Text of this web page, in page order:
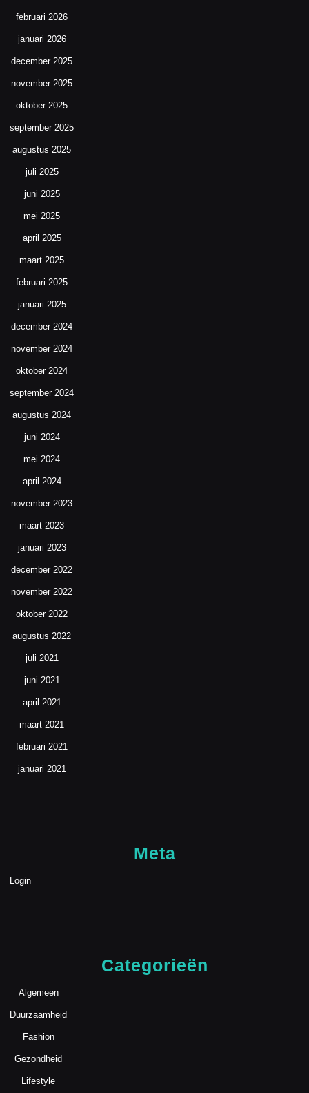
februari 2026
januari 2026
december 2025
november 2025
oktober 2025
september 2025
augustus 2025
juli 2025
juni 2025
mei 2025
april 2025
maart 2025
februari 2025
januari 2025
december 2024
november 2024
oktober 2024
september 2024
augustus 2024
juni 2024
mei 2024
april 2024
november 2023
maart 2023
januari 2023
december 2022
november 2022
oktober 2022
augustus 2022
juli 2021
juni 2021
april 2021
maart 2021
februari 2021
januari 2021
Meta
Login
Categorieën
Algemeen
Duurzaamheid
Fashion
Gezondheid
Lifestyle